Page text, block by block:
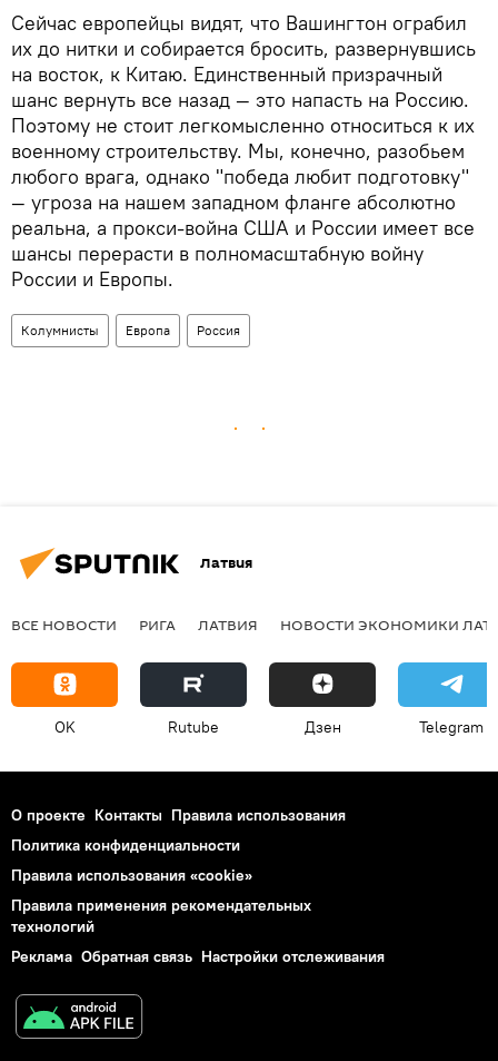
Сейчас европейцы видят, что Вашингтон ограбил
их до нитки и собирается бросить, развернувшись
на восток, к Китаю. Единственный призрачный
шанс вернуть все назад — это напасть на Россию.
Поэтому не стоит легкомысленно относиться к их
военному строительству. Мы, конечно, разобьем
любого врага, однако "победа любит подготовку"
— угроза на нашем западном фланге абсолютно
реальна, а прокси-война США и России имеет все
шансы перерасти в полномасштабную войну
России и Европы.
Колумнисты Европа Россия
Латвия
ВСЕ НОВОСТИ РИГА ЛАТВИЯ НОВОСТИ ЭКОНОМИКИ
OK Rutube Дзен Telegram
О проекте Контакты Правила использования
Политика конфиденциальности
Правила использования «cookie»
Правила применения рекомендательных
технологий
Реклама Обратная связь Настройки отслеживания